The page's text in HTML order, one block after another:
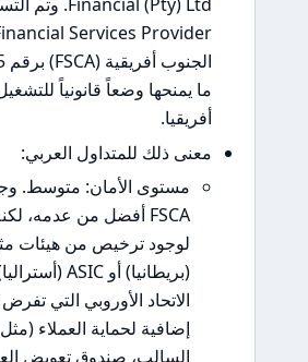
Financial Services Provider لدى هيئة
الجنوب أفريقية (FSCA) برقم FSP: 52855 –
يمنحها وضعاً قانونياً للتشغيل في جنوب
ذلك للمتداول العربي:
مستوى الأمان: متوسط. وجود تسجيل لدى
FSCA أفضل من عدمه، لكنه ليس مكافئاً
لوجود ترخيص من هيئات مثل FCA
(بريطانيا) أو ASIC (أستراليا) أو جهات
الاتحاد الأوروبي التي تفرض متطلبات
إضافية لحماية العملاء (مثل حماية الرصيد
السالب، صندوق تعويض العملاء في حال